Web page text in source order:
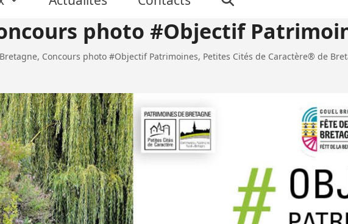
photo #Objectif
, Concours photo #Objectif Patrimoines, Petites Cités de Caractère® de